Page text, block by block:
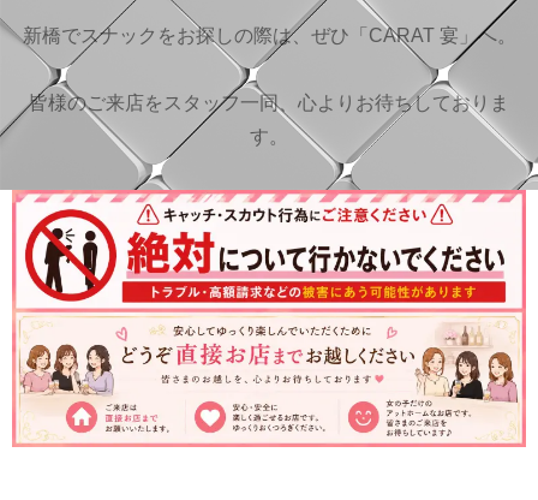
新橋でスナックをお探しの際は、ぜひ「CARAT 宴」へ。
皆様のご来店をスタッフ一同、心よりお待ちしておりま
す。